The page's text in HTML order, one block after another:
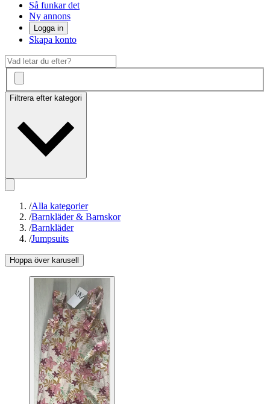
Så funkar det
Ny annons
Logga in
Skapa konto
Filtrera efter kategori
/Alla kategorier
/Barnkläder & Barnskor
/Barnkläder
/Jumpsuits
Hoppa över karusell